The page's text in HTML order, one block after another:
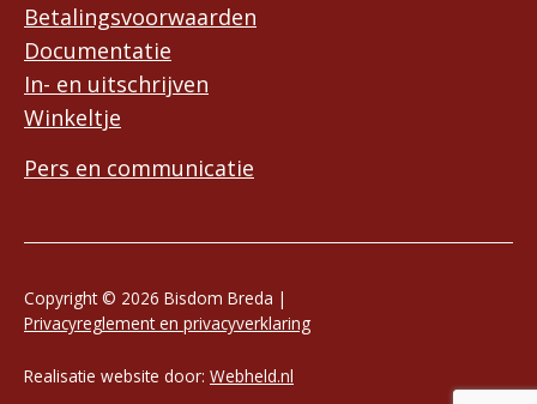
Betalingsvoorwaarden
Documentatie
In- en uitschrijven
Winkeltje
Pers en communicatie
Copyright © 2026 Bisdom Breda |
Privacyreglement en privacyverklaring
Realisatie website door: Webheld.nl